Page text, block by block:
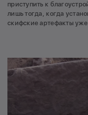
приступить к
лишь тогда, когда
скифские артефакты